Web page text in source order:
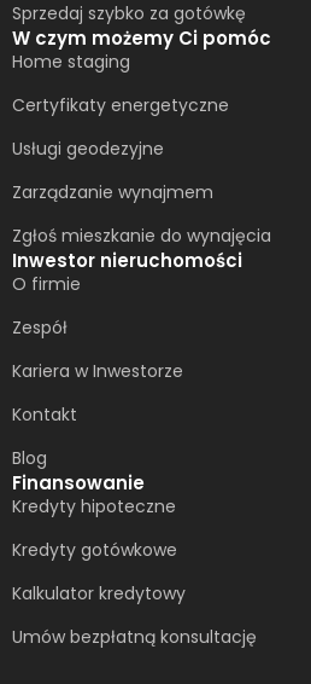
Sprzedaj szybko za gotówkę
W czym możemy Ci pomóc
Home staging
Certyfikaty energetyczne
Usługi geodezyjne
Zarządzanie wynajmem
Zgłoś mieszkanie do wynajęcia
Inwestor nieruchomości
O firmie
Zespół
Kariera w Inwestorze
Kontakt
Blog
Finansowanie
Kredyty hipoteczne
Kredyty gotówkowe
Kalkulator kredytowy
Umów bezpłatną konsultację​